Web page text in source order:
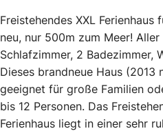
Freistehendes XXL Ferienhaus
neu, nur 500m zum Meer!
Schlafzimmer, 2 Badezimmer,
Dieses brandneue Haus (2013
geeignet für große Familien
bis 12 Personen. Das
Ferienhaus liegt in einer sehr